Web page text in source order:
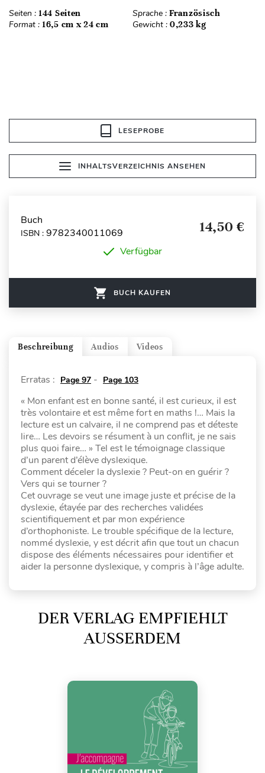
Seiten : 144 Seiten Sprache : Französisch
Format : 16,5 cm x 24 cm Gewicht : 0,233 kg
LESEPROBE
INHALTSVERZEICHNIS ANSEHEN
Buch
ISBN : 9782340011069 14,50 €
Verfügbar
BUCH KAUFEN
Videos
Audios
Beschreibung
Erratas : Page 97 - Page 103
« Mon enfant est en bonne santé, il est curieux, il est
très volontaire et est même fort en maths !… Mais la
lecture est un calvaire, il ne comprend pas et déteste
lire… Les devoirs se résument à un conflit, je ne sais
plus quoi faire… » Tel est le témoignage classique
d’un parent d’élève dyslexique.
Comment déceler la dyslexie ? Peut-on en guérir ?
Vers qui se tourner ?
Cet ouvrage se veut une image juste et précise de la
dyslexie, étayée par des recherches validées
scientifiquement et par mon expérience
d’orthophoniste. Le trouble spécifique de la lecture,
nommé dyslexie, y est décrit afin que tout un chacun
dispose des éléments nécessaires pour identifier et
aider la personne dyslexique, y compris à l’âge adulte.
DER VERLAG EMPFIEHLT
AUSSERDEM